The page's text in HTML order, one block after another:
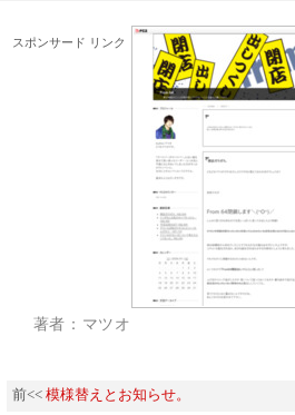
スポンサード リンク
著者：マツオ
前<< 模様替えとお知らせ。